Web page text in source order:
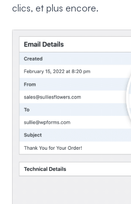
clics, et plus encore.